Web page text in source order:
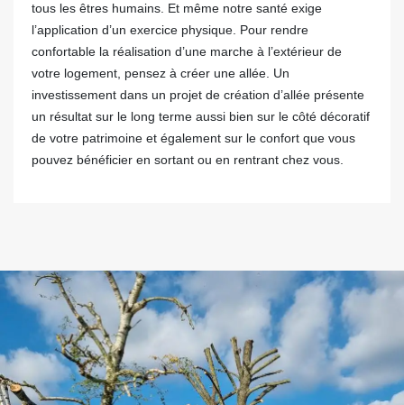
tous les êtres humains. Et même notre santé exige
l’application d’un exercice physique. Pour rendre
confortable la réalisation d’une marche à l’extérieur de
votre logement, pensez à créer une allée. Un
investissement dans un projet de création d’allée présente
un résultat sur le long terme aussi bien sur le côté décoratif
de votre patrimoine et également sur le confort que vous
pouvez bénéficier en sortant ou en rentrant chez vous.